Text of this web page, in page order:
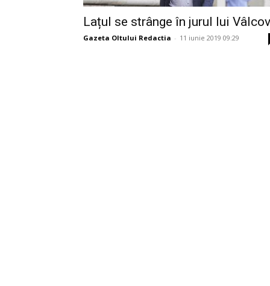
Lațul se strânge în jurul lui Vâlcov
Gazeta Oltului Redactia - 11 iunie 2019 09:29